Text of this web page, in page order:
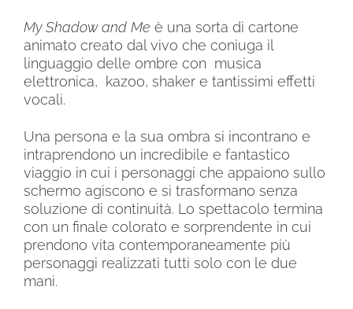
My Shadow and Me è una sorta di cartone
animato creato dal vivo che coniuga il
linguaggio delle ombre con musica
elettronica,
kazoo, shaker e tantissimi effetti
vocali.
Una persona e la sua ombra si incontrano e
intraprendono un incredibile e fantastico
viaggio in cui i personaggi che appaiono sullo
schermo agiscono e si trasformano senza
soluzione di continuità. Lo spettacolo termina
con un finale colorato e sorprendente in cui
prendono vita contemporaneamente più
personaggi realizzati tutti solo con le due
mani.